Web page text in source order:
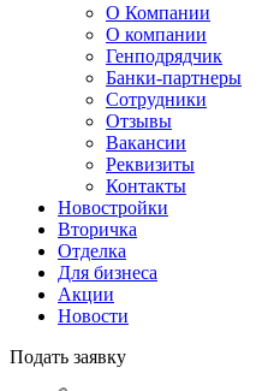
О Компании
О компании
Генподрядчик
Банки-партнеры
Сотрудники
Отзывы
Вакансии
Реквизиты
Контакты
Новостройки
Вторичка
Отделка
Для бизнеса
Акции
Новости
Подать заявку